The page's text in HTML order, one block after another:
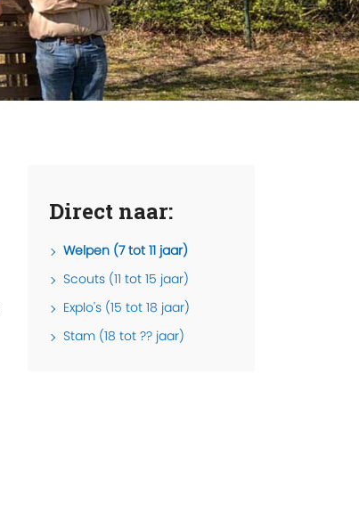
Direct naar:
Welpen (7 tot 11 jaar)
Scouts (11 tot 15 jaar)
Explo's (15 tot 18 jaar)
Stam (18 tot ?? jaar)